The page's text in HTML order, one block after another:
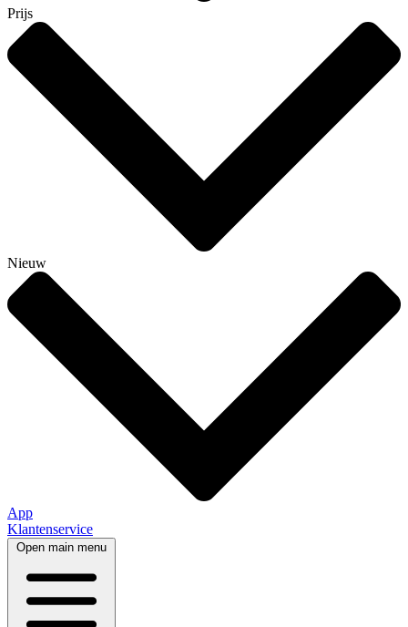
Prijs
Nieuw
App
Klantenservice
Open main menu